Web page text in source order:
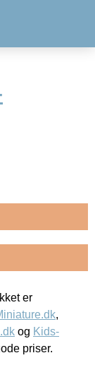
er
,
og Kids-
priser.